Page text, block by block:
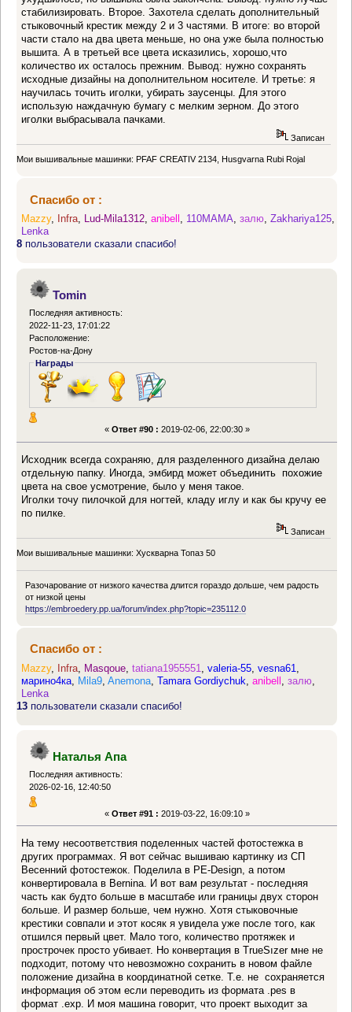
стабилизировать. Второе. Захотела сделать дополнительный
стыковочный крестик между 2 и 3 частями. В итоге: во второй
части стало на два цвета меньше, но она уже была полностью
вышита. А в третьей все цвета исказились, хорошо,что
количество их осталось прежним. Вывод: нужно сохранять
исходные дизайны на дополнительном носителе. И третье: я
научилась точить иголки, убирать заусенцы. Для этого
использую наждачную бумагу с мелким зерном. До этого
иголки выбрасывала пачками.
Записан
Мои вышивальные машинки: PFAF CREATIV 2134, Husgvarna Rubi Rojal
Спасибо от :
Mazzy, Infra, Lud-Mila1312,anibell , 110MAMA,залю,Zakhariya125,
Lenka
8 пользователи сказали спасибо!
Tomin
Последняя активность:
2022-11-23, 17:01:22
Расположение:
Ростов-на-Дону
Награды
« Ответ #90 : 2019-02-06, 22:00:30 »
Исходник всегда сохраняю, для разделенного дизайна делаю
отдельную папку. Иногда, эмбирд может объединить похожие
цвета на свое усмотрение, было у меня такое.
Иголки точу пилочкой для ногтей, кладу иглу и как бы кручу ее
по пилке.
Записан
Мои вышивальные машинки: Хускварна Топаз 50
Разочарование от низкого качества длится гораздо дольше, чем радость
от низкой цены
https://embroedery.pp.ua/forum/index.php?topic=235112.0
Спасибо от :
Mazzy, Infra Masqoue ,tatiana1955551 ,valeria-55 ,vesna61
марино4ка
Mila9 ,Anemona ,Tamara Gordiychuk ,anibell ,залю
Lenka
13 пользователи сказали спасибо!
Наталья Апа
Последняя активность:
2026-02-16, 12:40:50
« Ответ #91 : 2019-03-22, 16:09:10 »
На тему несоответствия поделенных частей фотостежка в
других программах. Я вот сейчас вышиваю картинку из СП
Весенний фотостежок. Поделила в PE-Design, а потом
конвертировала в Bernina. И вот вам результат - последняя
часть как будто больше в масштабе или границы двух сторон
больше. И размер больше, чем нужно. Хотя стыковочные
крестики совпали и этот косяк я увидела уже после того, как
отшился первый цвет. Мало того, количество протяжек и
прострочек просто убивает. Но конвертация в TrueSızer мне не
подходит, потому что невозможно сохранить в новом файле
положение дизайна в координатной сетке. Т.е. не сохраняется
информация об этом если переводить из формата .pes в
формат .exp. И моя машина говорит, что проект выходит за